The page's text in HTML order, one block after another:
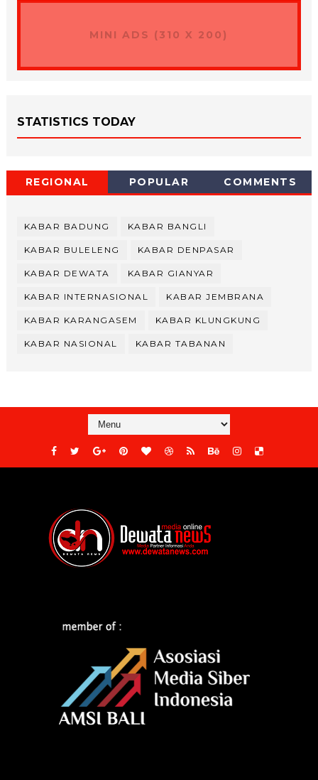
MINI ADS (310 X 200)
STATISTICS TODAY
REGIONAL POPULAR COMMENTS
KABAR BADUNG KABAR BANGLI
KABAR BULELENG KABAR DENPASAR
KABAR DEWATA KABAR GIANYAR
KABAR INTERNASIONAL KABAR JEMBRANA
KABAR KARANGASEM KABAR KLUNGKUNG
KABAR NASIONAL KABAR TABANAN